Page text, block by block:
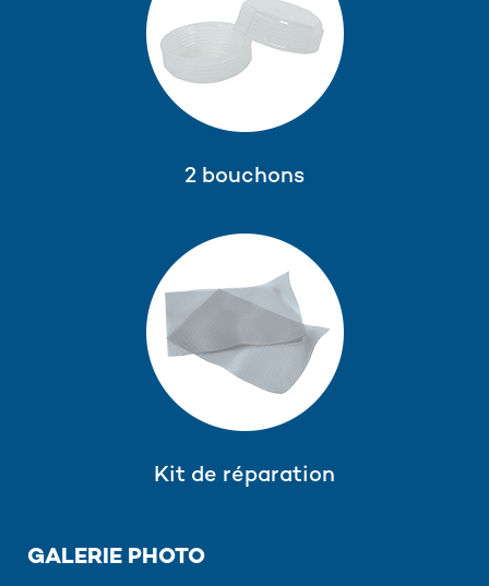
2 bouchons
Kit de réparation
GALERIE PHOTO